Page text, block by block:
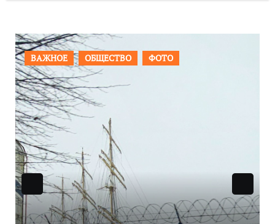
ПРОИСШЕСТВИЯ ФОТО